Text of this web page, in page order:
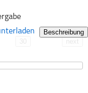
30 next
Beschreibung